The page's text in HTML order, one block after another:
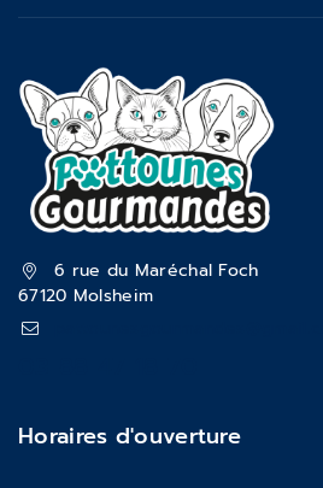
6 rue du Maréchal Foch
67120 Molsheim
Horaires d'ouverture